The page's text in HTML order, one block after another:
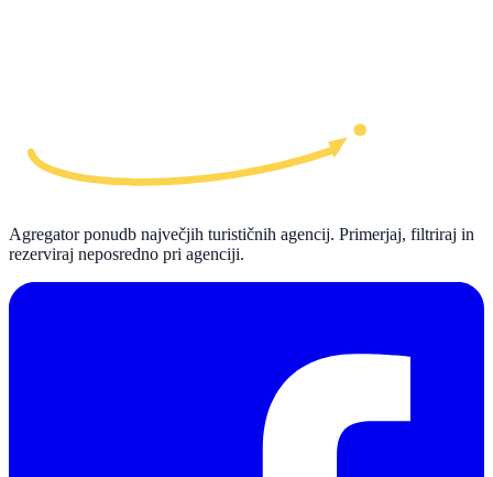
Agregator ponudb največjih turističnih agencij. Primerjaj, filtriraj in
rezerviraj neposredno pri agenciji.